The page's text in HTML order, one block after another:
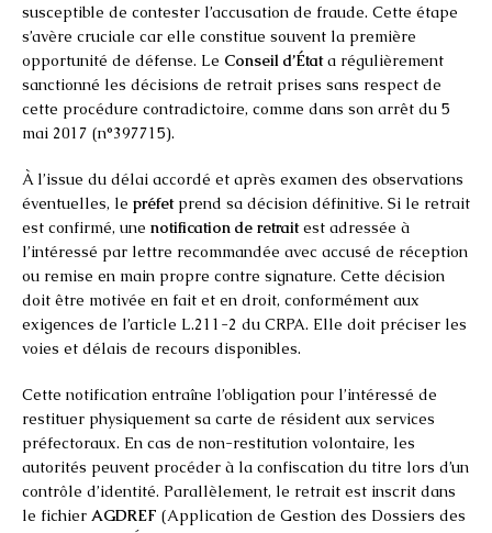
susceptible de contester l’accusation de fraude. Cette étape
s’avère cruciale car elle constitue souvent la première
opportunité de défense. Le Conseil d’Étata régulièrement
sanctionné les décisions de retrait prises sans respect de
cette procédure contradictoire, comme dans son arrêt du 5
mai 2017 (n°397715).
À l’issue du délai accordé et après examen des observations
éventuelles, le préfetprend sa décision définitive. Si le retrait
est confirmé, une notification de retraitest adressée à
l’intéressé par lettre recommandée avec accusé de réception
ou remise en main propre contre signature. Cette décision
doit être motivée en fait et en droit, conformément aux
exigences de l’article L.211-2 du CRPA. Elle doit préciser les
voies et délais de recours disponibles.
Cette notification entraîne l’obligation pour l’intéressé de
restituer physiquement sa carte de résident aux services
préfectoraux. En cas de non-restitution volontaire, les
autorités peuvent procéder à la confiscation du titre lors d’un
contrôle d’identité. Parallèlement, le retrait est inscrit dans
le fichier AGDREF (Application de Gestion des Dossiers des